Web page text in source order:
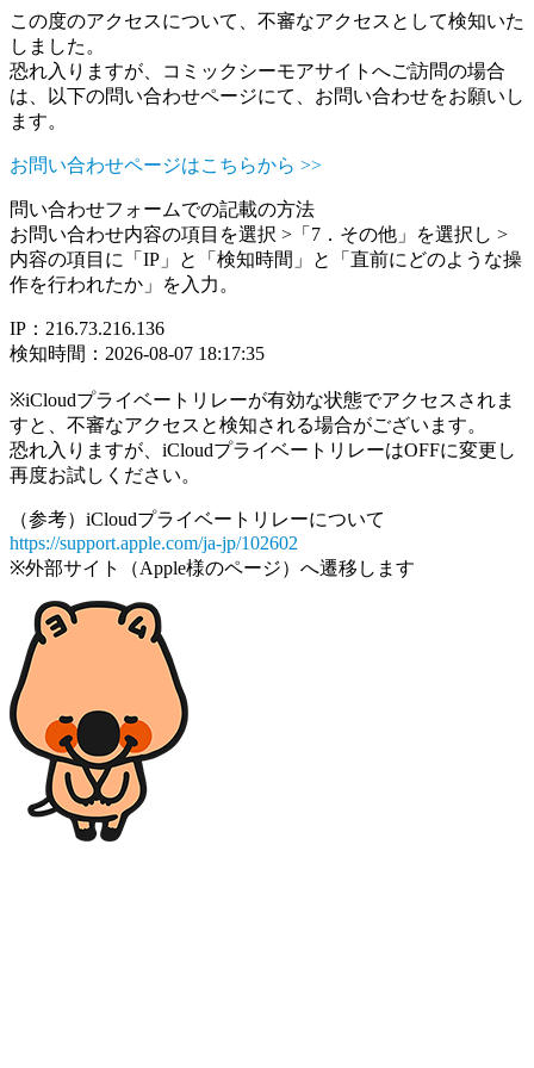
この度のアクセスについて、不審なアクセスとして検知いた
しました。
恐れ入りますが、コミックシーモアサイトへご訪問の場合
は、以下の問い合わせページにて、お問い合わせをお願いし
ます。
お問い合わせページはこちらから >>
問い合わせフォームでの記載の方法
お問い合わせ内容の項目を選択 >「7．その他」を選択し >
内容の項目に「IP」と「検知時間」と「直前にどのような操
作を行われたか」を入力。
IP：216.73.216.136
検知時間：2026-08-07 18:17:35
※iCloudプライベートリレーが有効な状態でアクセスされま
すと、不審なアクセスと検知される場合がございます。
恐れ入りますが、iCloudプライベートリレーはOFFに変更し
再度お試しください。
（参考）iCloudプライベートリレーについて
https://support.apple.com/ja-jp/102602
※外部サイト（Apple様のページ）へ遷移します